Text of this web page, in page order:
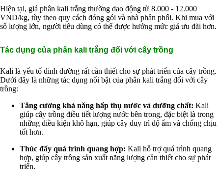
Silicone Kingbond
Silicone Shinetsu
Keo Silicone
Giới Thiệu
Đối tác
Tin tức
VMC GROUP
Ngành Thực Phẩm
Ngành Nông Nghiệp
Ngành Thủy Sản
Ngành Môi Trường
Ngành Xây Dựng
Ngành Cao Su
Hiện tại, giá phân kali trắng thường dao động từ 8.000 - 12.000
VND/kg, tùy theo quy cách đóng gói và nhà phân phối. Khi mua với
số lượng lớn, người tiêu dùng có thể được hưởng mức giá ưu đãi hơn.
Tác dụng của phân kali trắng đối với cây trồng
Kali là yếu tố dinh dưỡng rất cần thiết cho sự phát triển của cây trồng.
Dưới đây là những tác dụng nổi bật của phân kali trắng đối với cây
trồng:
Tăng cường khả năng hấp thụ nước và dưỡng chất: Kali
giúp cây trồng điều tiết lượng nước bên trong, đặc biệt là trong
những điều kiện khô hạn, giúp cây duy trì độ ẩm và chống chịu
tốt hơn.
Thúc đẩy quá trình quang hợp: Kali hỗ trợ quá trình quang
hợp, giúp cây trồng sản xuất năng lượng cần thiết cho sự phát
triển.